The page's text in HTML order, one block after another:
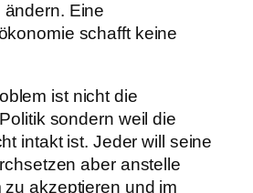
Eine
schafft keine
ist nicht die
sondern weil die
intakt ist. Jeder will seine
aber anstelle
akzeptieren und im